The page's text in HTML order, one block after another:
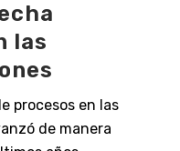
las
procesos en las
de manera